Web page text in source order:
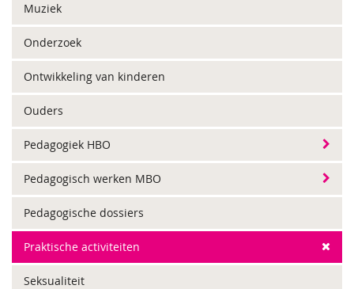
Muziek
Onderzoek
Ontwikkeling van kinderen
Ouders
Pedagogiek HBO
Pedagogisch werken MBO
Pedagogische dossiers
Praktische activiteiten
Seksualiteit